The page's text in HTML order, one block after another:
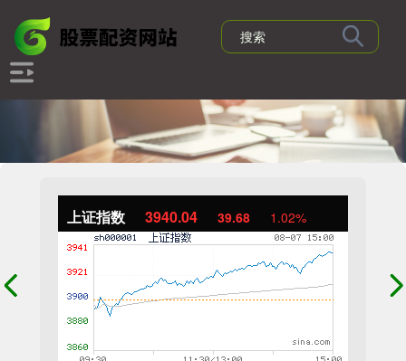
上证指数 3940.04 39.68 1.02%